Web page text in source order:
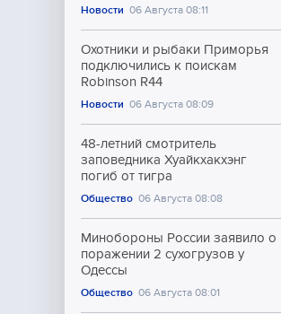
Новости 06 Августа 08:11
Охотники и рыбаки Приморья
подключились к поискам
Robinson R44
Новости 06 Августа 08:09
48-летний смотритель
заповедника Хуайкхакхэнг
погиб от тигра
Общество 06 Августа 08:08
Минобороны России заявило о
поражении 2 сухогрузов у
Одессы
Общество 06 Августа 08:01